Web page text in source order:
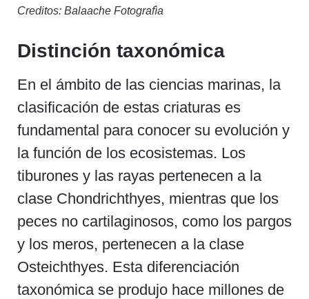
Creditos: Balaache Fotografìa
Distinción taxonómica
En el ámbito de las ciencias marinas, la
clasificación de estas criaturas es
fundamental para conocer su evolución y
la función de los ecosistemas. Los
tiburones y las rayas pertenecen a la
clase Chondrichthyes, mientras que los
peces no cartilaginosos, como los pargos
y los meros, pertenecen a la clase
Osteichthyes. Esta diferenciación
taxonómica se produjo hace millones de